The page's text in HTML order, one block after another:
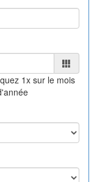
1x sur le mois